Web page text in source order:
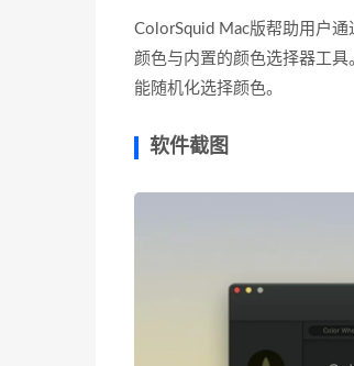
ColorSquid Mac版帮助用户
颜色与内置的颜色选择器工具
能随机化选择颜色。
软件截图